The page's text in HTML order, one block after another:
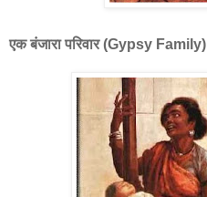
एक बंजारा परिवार (Gypsy Family)